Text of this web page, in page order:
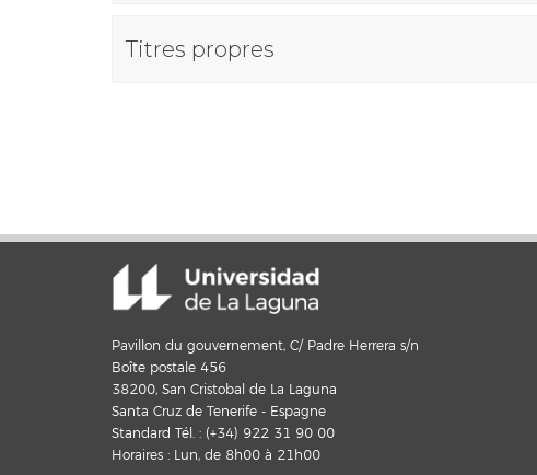
Titres propres
Pavillon du gouvernement, C/ Padre Herrera s/n
Boîte postale 456
38200, San Cristobal de La Laguna
Santa Cruz de Tenerife - Espagne
Standard Tél. : (+34) 922 31 90 00
Horaires : Lun, de 8h00 à 21h00